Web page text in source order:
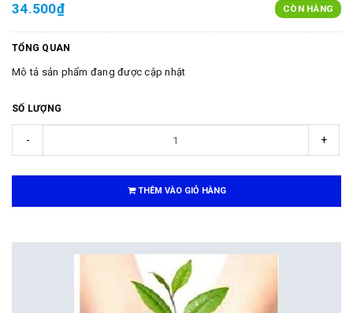
34.500₫ CÒN HÀNG
TỔNG QUAN
Mô tả sản phẩm đang được cập nhật
SỐ LƯỢNG
- +
THÊM VÀO GIỎ HÀNG